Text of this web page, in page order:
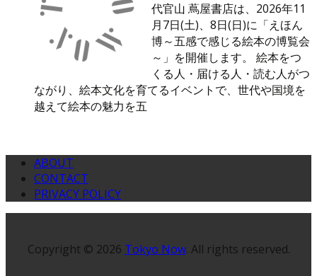
代官山 蔦屋書店は、2026年11
月7日(土)、8日(日)に「えほん
博～五感で感じる絵本の博覧会
～」を開催します。 絵本をつ
くる人・届ける人・読む人がつ
ながり、絵本文化を育てるイベントで、世代や国境を
越えて絵本の魅力を五
ABOUT
CONTACT
PRIVACY POLICY
Copyright © 2026 Tokyo Now. All rights reserved.